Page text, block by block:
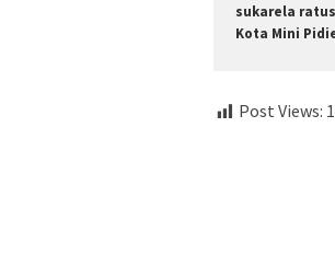
sukarela
Kota Mini
Post Views: